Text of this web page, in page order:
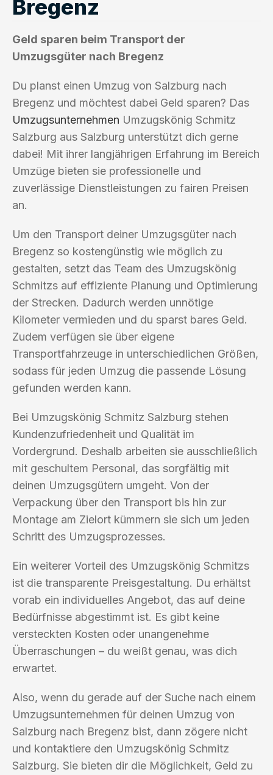
Bregenz
Geld sparen beim Transport der
Umzugsgüter nach Bregenz
Du planst einen Umzug von Salzburg nach
Bregenz und möchtest dabei Geld sparen? Das
Umzugsunternehmen Umzugskönig Schmitz
Salzburg aus Salzburg unterstützt dich gerne
dabei! Mit ihrer langjährigen Erfahrung im Bereich
Umzüge bieten sie professionelle und
zuverlässige Dienstleistungen zu fairen Preisen
an.
Um den Transport deiner Umzugsgüter nach
Bregenz so kostengünstig wie möglich zu
gestalten, setzt das Team des Umzugskönig
Schmitzs auf effiziente Planung und Optimierung
der Strecken. Dadurch werden unnötige
Kilometer vermieden und du sparst bares Geld.
Zudem verfügen sie über eigene
Transportfahrzeuge in unterschiedlichen Größen,
sodass für jeden Umzug die passende Lösung
gefunden werden kann.
Bei Umzugskönig Schmitz Salzburg stehen
Kundenzufriedenheit und Qualität im
Vordergrund. Deshalb arbeiten sie ausschließlich
mit geschultem Personal, das sorgfältig mit
deinen Umzugsgütern umgeht. Von der
Verpackung über den Transport bis hin zur
Montage am Zielort kümmern sie sich um jeden
Schritt des Umzugsprozesses.
Ein weiterer Vorteil des Umzugskönig Schmitzs
ist die transparente Preisgestaltung. Du erhältst
vorab ein individuelles Angebot, das auf deine
Bedürfnisse abgestimmt ist. Es gibt keine
versteckten Kosten oder unangenehme
Überraschungen – du weißt genau, was dich
erwartet.
Also, wenn du gerade auf der Suche nach einem
Umzugsunternehmen für deinen Umzug von
Salzburg nach Bregenz bist, dann zögere nicht
und kontaktiere den Umzugskönig Schmitz
Salzburg. Sie bieten dir die Möglichkeit, Geld zu